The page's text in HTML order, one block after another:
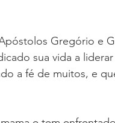
Gregório e
sua vida a
a fé de muitos, e